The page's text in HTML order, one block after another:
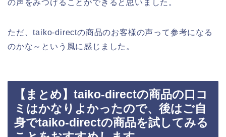
の声をみつけることができると思いました。
ただ、taiko-directの商品のお客様の声って参考になる
のかな～という風に感じました。
【まとめ】taiko-directの商品の口コ
ミはかなりよかったので、後はご自
身でtaiko-directの商品を試してみる